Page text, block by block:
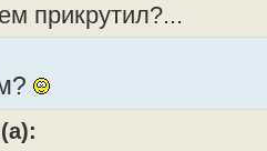
прикрутил?...